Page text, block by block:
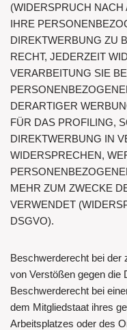
(WIDERSPRUCH NACH
IHRE
DIREKTWERBUNG ZU
RECHT, JEDERZEIT
VERARBEITUNG SIE
DERARTIGER
FÜR DAS PROFILING,
DIREKTWERBUNG IN
WIDERSPRECHEN,
MEHR ZUM ZWECKE
VERWENDET
DSGVO).
Beschwerderecht bei der
von Verstößen gegen die
Beschwerderecht bei
dem Mitgliedstaat ihres
Arbeitsplatzes oder des